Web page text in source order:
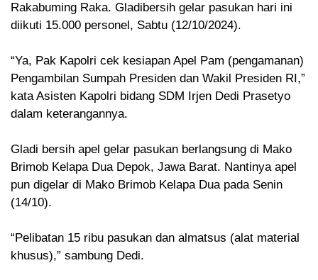
Rakabuming Raka. Gladibersih gelar pasukan hari ini
diikuti 15.000 personel, Sabtu (12/10/2024).
“Ya, Pak Kapolri cek kesiapan Apel Pam (pengamanan)
Pengambilan Sumpah Presiden dan Wakil Presiden RI,”
kata Asisten Kapolri bidang SDM Irjen Dedi Prasetyo
dalam keterangannya.
Gladi bersih apel gelar pasukan berlangsung di Mako
Brimob Kelapa Dua Depok, Jawa Barat. Nantinya apel
pun digelar di Mako Brimob Kelapa Dua pada Senin
(14/10).
“Pelibatan 15 ribu pasukan dan almatsus (alat material
khusus),” sambung Dedi.